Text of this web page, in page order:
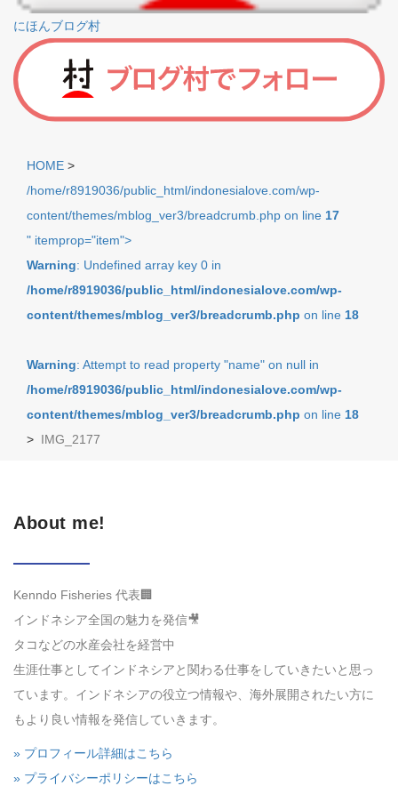
にほんブログ村
HOME >
/home/r8919036/public_html/indonesialove.com/wp-
content/themes/mblog_ver3/breadcrumb.php on line 17
" itemprop="item">
Warning: Undefined array key 0 in
/home/r8919036/public_html/indonesialove.com/wp-
content/themes/mblog_ver3/breadcrumb.php on line 18
Warning: Attempt to read property "name" on null in
/home/r8919036/public_html/indonesialove.com/wp-
content/themes/mblog_ver3/breadcrumb.php on line 18
> IMG_2177
About me!
Kenndo Fisheries 代表🏢
インドネシア全国の魅力を発信🎥
タコなどの水産会社を経営中
生涯仕事としてインドネシアと関わる仕事をしていきたいと思っ
ています。インドネシアの役立つ情報や、海外展開されたい方に
もより良い情報を発信していきます。
» プロフィール詳細はこちら
» プライバシーポリシーはこちら